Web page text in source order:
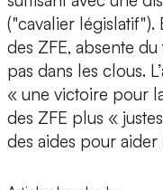
("cavalier législatif").
des ZFE, absente
pas dans les clous.
« une victoire pour
des ZFE plus «
des aides pour